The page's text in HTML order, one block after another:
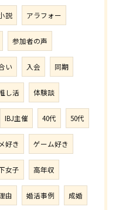
説 アラフォー
参加者の声
い 入会 同期
し活 体験談
IBJ主催 40代 50代
好き ゲーム好き
女子 高年収
由 婚活事例 成婚